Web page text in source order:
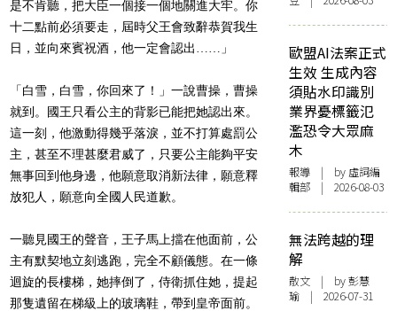
是不肯聽，把大臣一個接一個地關進大牢。你
十二點前必須要走，屆時父王會致辭恭賀我生
日，並向來賓祝酒，他一定會認出……」
「白雪，白雪，你回來了！」一說曹操，曹操
就到。 國王只看公主的背影已能把她認出來。
這一刻，他激動得幾乎落淚， 並不打算處罰公
主，甚至不理甚麼君威了， 只要公主能夠平安
無事回到他身邊，他願意取消新法律， 願意釋
放犯人，願意向全國人民道歉。
一聽見國王的聲音，王子馬上擋在他面前，公
主有默契地立刻逃跑， 完全不顧儀態。在一條
迴旋的長樓梯，她摔倒了，侍衛抓住她，提起
那隻遺留在梯級上的玻璃鞋，帶到皇帝面前。
歐盟AI法案正式
生效 生成內容
須貼水印識別
業界憂標籤氾
濫恐令大眾麻
木
報導 | by 虛詞編
輯部 | 2026-08-03
無法跨越的理
解
散文 | by 彭慧
瑜 | 2026-07-31